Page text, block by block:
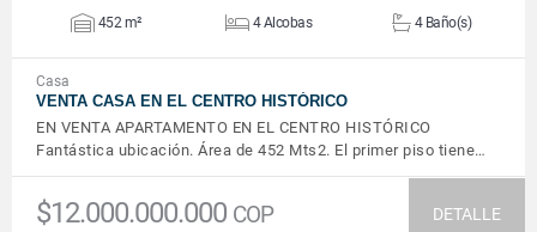
452 m² 4 Alcobas 4 Baño(s)
Casa
VENTA CASA EN EL CENTRO HISTÓRICO
EN VENTA APARTAMENTO EN EL CENTRO HISTÓRICO
Fantástica ubicación. Área de 452 Mts2. El primer piso tiene…
$12.000.000.000 COP DETALLE